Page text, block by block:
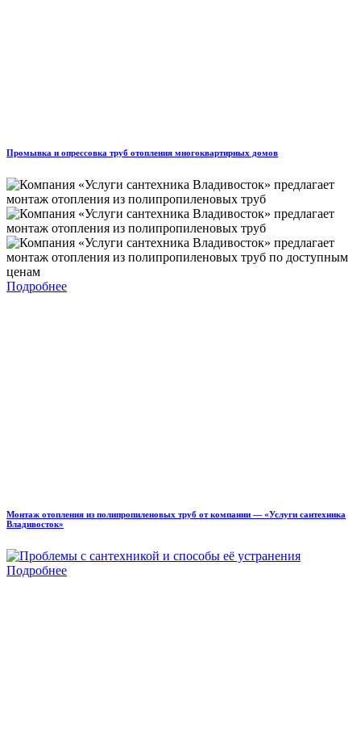
Промывка и опрессовка труб отопления многоквартирных домов
Подробнее
Монтаж отопления из полипропиленовых труб от компании — «Услуги сантехника
Владивосток»
Подробнее